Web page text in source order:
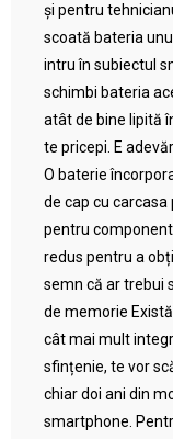
și pentru
scoată bateria
intru în subiectul
schimbi bateria
atât de bine lipită
te pricepi. E
O baterie
de cap cu
pentru
redus pentru a
semn că ar trebui
de memorie
cât mai mult
sfințenie, te vor
chiar doi ani din
smartphone.